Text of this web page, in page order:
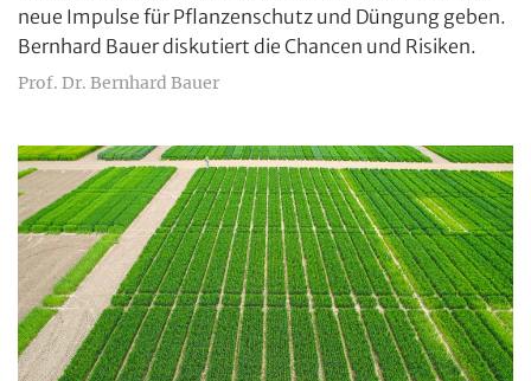
neue Impulse für Pflanzenschutz und Düngung geben.
Bernhard Bauer diskutiert die Chancen und Risiken.
Prof. Dr. Bernhard Bauer